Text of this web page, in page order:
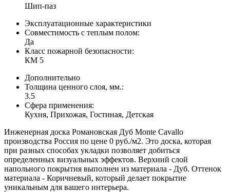
Шип-паз
Эксплуатационные характеристики
Совместимость с теплым полом:
Да
Класс пожарной безопасности:
КМ 5
Дополнительно
Толщина ценного слоя, мм.:
3.5
Сфера применения:
Кухня, Прихожая, Гостиная, Детская
Инженерная доска Романовская Дуб Monte Cavallo
производства Россия по цене 0 руб./м2. Это доска, которая
при разных способах укладки позволяет добиться
определенных визуальных эффектов. Верхний слой
напольного покрытия выполнен из материала - Дуб. Оттенок
материала - Коричневый, который делает покрытие
уникальным для вашего интерьера.